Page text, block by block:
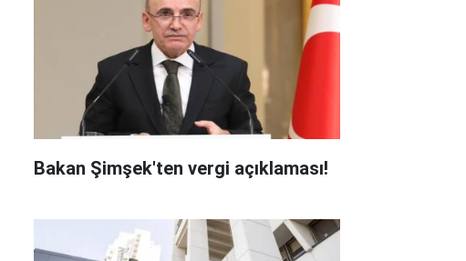
Bakan Şimşek'ten vergi açıklaması!